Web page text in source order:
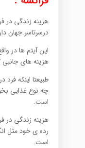
هزینه زندگی در
درسرتاسر جهان
این آیتم ها در
هزینه های
طبیعتا اینکه فرد
چه نوع غذایی
است.
هزینه زندگی در
رده ی خود مثل
است.